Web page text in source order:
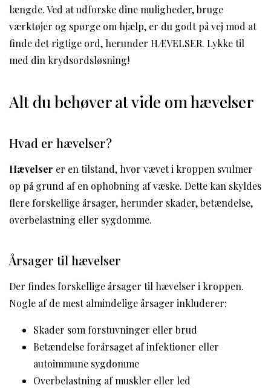
længde. Ved at udforske dine muligheder, bruge
værktøjer og spørge om hjælp, er du godt på vej mod at
finde det rigtige ord, herunder HÆVELSER. Lykke til
med din krydsordsløsning!
Alt du behøver at vide om hævelser
Hvad er hævelser?
Hævelser er en tilstand, hvor vævet i kroppen svulmer
op på grund af en ophobning af væske. Dette kan skyldes
flere forskellige årsager, herunder skader, betændelse,
overbelastning eller sygdomme.
Årsager til hævelser
Der findes forskellige årsager til hævelser i kroppen.
Nogle af de mest almindelige årsager inkluderer:
Skader som forstuvninger eller brud
Betændelse forårsaget af infektioner eller
autoimmune sygdomme
Overbelastning af muskler eller led